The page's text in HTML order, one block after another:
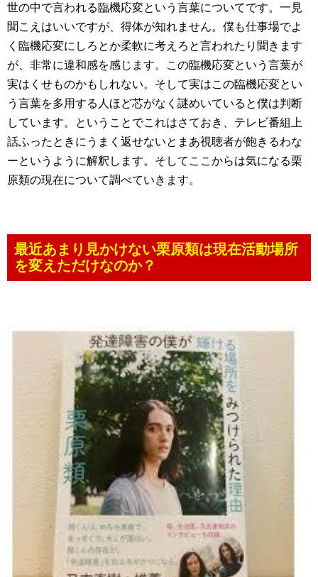
世の中で言われる臨機応変という言葉についてです。一見
聞こえはいいですが、得体が知れません。僕も仕事場でよ
く臨機応変にしろとか柔軟に考えろと言われたり聞きます
が、非常に違和感を感じます。この臨機応変という言葉が
実はくせものかもしれない。そして実はこの臨機応変とい
う言葉を多用する人ほど芯がなく謎めいていると僕は判断
しています。ということでこれはさておき、テレビ番組上
話ふったときにうまく返せないとまあ視聴者が飽きるわな
ーというように解釈します。そしてここからは気になる栗
原類の現在について調べていきます。
最近あまり見かけない栗原類は現在活動場所
を変えただけなのか？